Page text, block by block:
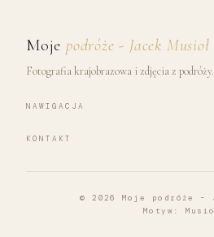
Moje podróże - Jacek Musioł
Fotografia krajobrazowa i zdjęcia z podróży.
NAWIGACJA
KONTAKT
© 2026Moje podróże –
Motyw: